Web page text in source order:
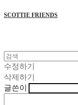
SCOTTIE FRIENDS
수정하기
삭제하기
글쓴이